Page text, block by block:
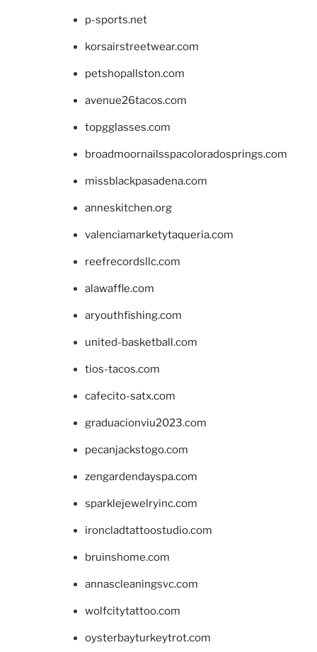
p-sports.net
korsairstreetwear.com
petshopallston.com
avenue26tacos.com
topgglasses.com
broadmoornailsspacoloradosprings.com
missblackpasadena.com
anneskitchen.org
valenciamarketytaqueria.com
reefrecordsllc.com
alawaffle.com
aryouthfishing.com
united-basketball.com
tios-tacos.com
cafecito-satx.com
graduacionviu2023.com
pecanjackstogo.com
zengardendayspa.com
sparklejewelryinc.com
ironcladtattoostudio.com
bruinshome.com
annascleaningsvc.com
wolfcitytattoo.com
oysterbayturkeytrot.com